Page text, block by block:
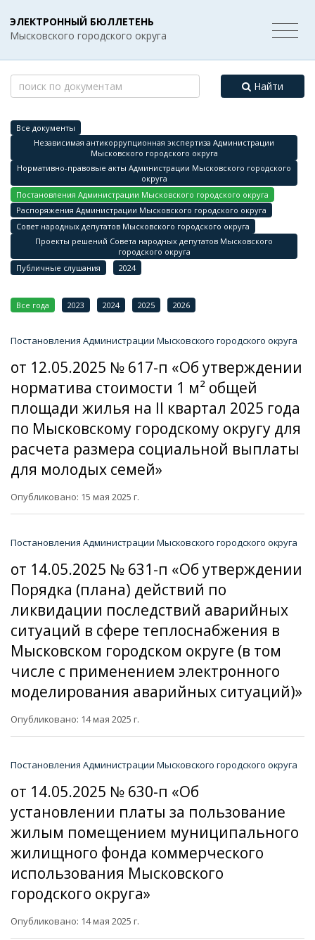
ЭЛЕКТРОННЫЙ БЮЛЛЕТЕНЬ
Мысковского городского округа
Найти
Все документы
Независимая антикоррупционная экспертиза Администрации
Мысковского городского округа
Нормативно-правовые акты Администрации Мысковского городского
округа
Постановления Администрации Мысковского городского округа
Распоряжения Администрации Мысковского городского округа
Совет народных депутатов Мысковского городского округа
Проекты решений Совета народных депутатов Мысковского
городского округа
Публичные слушания
2024
Все года 2023 2024 2025 2026
Постановления Администрации Мысковского городского округа
от 12.05.2025 № 617-п «Об утверждении
норматива стоимости 1 м² общей
площади жилья на II квартал 2025 года
по Мысковскому городскому округу для
расчета размера социальной выплаты
для молодых семей»
Опубликовано: 15 мая 2025 г.
Постановления Администрации Мысковского городского округа
от 14.05.2025 № 631-п «Об утверждении
Порядка (плана) действий по
ликвидации последствий аварийных
ситуаций в сфере теплоснабжения в
Мысковском городском округе (в том
числе с применением электронного
моделирования аварийных ситуаций)»
Опубликовано: 14 мая 2025 г.
Постановления Администрации Мысковского городского округа
от 14.05.2025 № 630-п «Об
установлении платы за пользование
жилым помещением муниципального
жилищного фонда коммерческого
использования Мысковского
городского округа»
Опубликовано: 14 мая 2025 г.